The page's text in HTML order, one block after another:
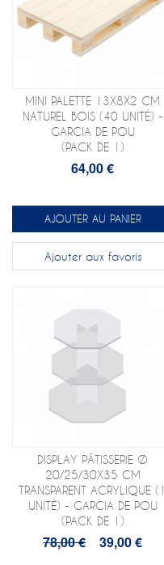
MINI PALETTE 13X8X2 CM
NATUREL BOIS (40 UNITÉ) -
GARCIA DE POU
(PACK DE 1)
64,00 €
AJOUTER AU PANIER
Ajouter aux favoris
DISPLAY PÂTISSERIE Ø
20/25/30X35 CM
TRANSPARENT ACRYLIQUE (1
UNITÉ) - GARCIA DE POU
(PACK DE 1)
78,00 € 39,00 €